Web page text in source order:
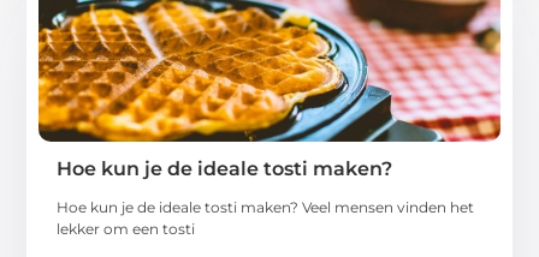
Hoe kun je de ideale tosti maken?
Hoe kun je de ideale tosti maken? Veel mensen vinden het
lekker om een tosti